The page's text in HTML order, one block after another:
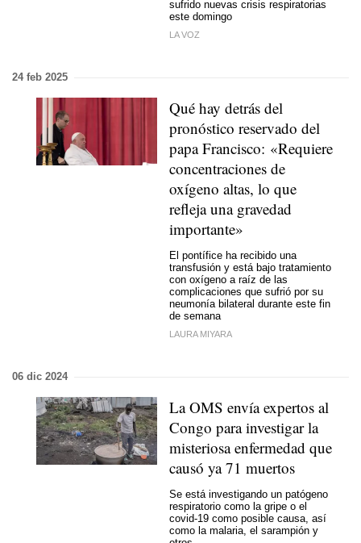
sufrido nuevas crisis respiratorias
este domingo
LA VOZ
24 feb 2025
Qué hay detrás del
pronóstico reservado del
papa Francisco: «Requiere
concentraciones de
oxígeno altas, lo que
refleja una gravedad
importante»
El pontífice ha recibido una
transfusión y está bajo tratamiento
con oxígeno a raíz de las
complicaciones que sufrió por su
neumonía bilateral durante este fin
de semana
LAURA MIYARA
06 dic 2024
La OMS envía expertos al
Congo para investigar la
misteriosa enfermedad que
causó ya 71 muertos
Se está investigando un patógeno
respiratorio como la gripe o el
covid-19 como posible causa, así
como la malaria, el sarampión y